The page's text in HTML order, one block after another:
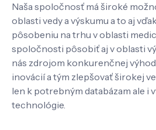
Kontakt
SK EN
Naša spoločnosť má široké
oblasti vedy a výskumu a to aj
pôsobeniu na trhu v oblasti
spoločnosti pôsobiť aj v oblasti
nás zdrojom konkurenčnej
inovácií a tým zlepšovať širokej
len k potrebným databázam ale i
technológie.